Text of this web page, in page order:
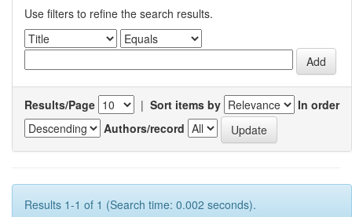
Use filters to refine the search results.
Results/Page | Sort items by
In order
Authors/record
Results 1-1 of 1 (Search time: 0.002 seconds).